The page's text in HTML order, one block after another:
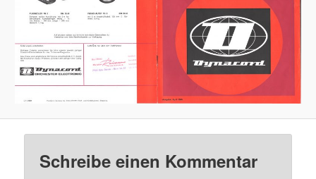
Schreibe einen Kommentar